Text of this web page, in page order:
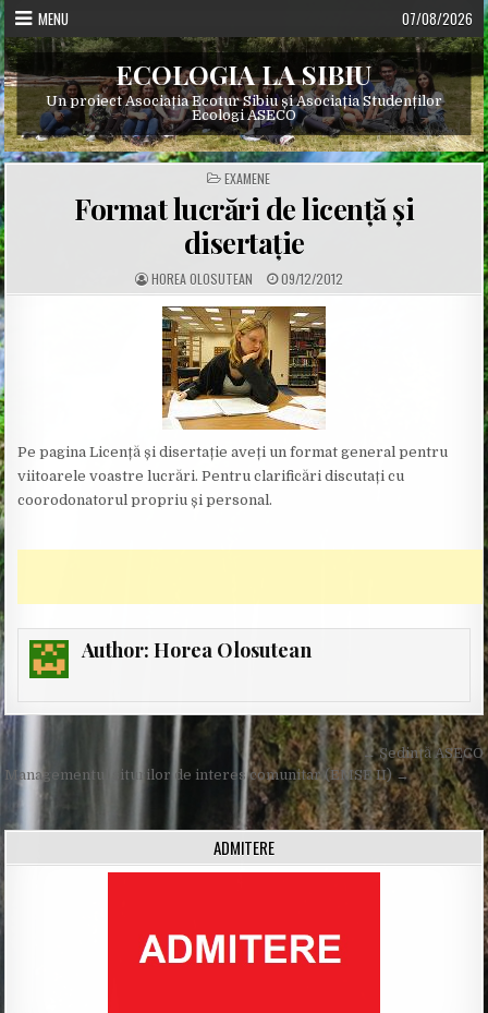
Skip
to
content
MENU 07/08/2026
ECOLOGIA LA SIBIU
Un proiect Asociația Ecotur Sibiu și Asociația Studenților
Ecologi ASECO
POSTED
IN
EXAMENE
Format lucrări de licență și
disertație
A
U
HOREA OLOSUTEAN P
U
B
L
I
E
D
D
A
T
E
:
09/12/2012
Pe pagina Licență și disertație aveți un format general pentru
viitoarele voastre lucrări. Pentru clarificări discutați cu
coorodonatorul propriu și personal.
Author: Horea Olosutean
Post
navigation
← Ședință ASECO
Managementul siturilor de interes comunitar (EMSE II) →
ADMITERE